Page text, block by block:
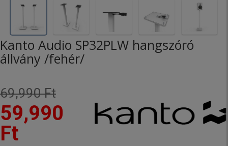
Kanto Audio SP32PLW hangszóró
állvány /fehér/
69,990 Ft
59,990
Ft